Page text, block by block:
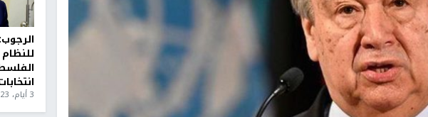
3 أيام، 23 ساعة ago